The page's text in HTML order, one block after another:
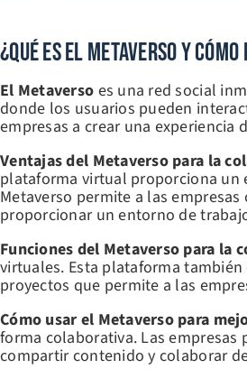
¿Qué Es El Metaverso Y
El Metaverso es una red social
donde los usuarios pueden
empresas a crear una experiencia
Ventajas del Metaverso para la
plataforma virtual proporciona un
Metaverso permite a las
proporcionar un entorno de
Funciones del Metaverso para la
virtuales. Esta plataforma
proyectos que permite a las
Cómo usar el Metaverso para
forma colaborativa. Las empresas
compartir contenido y colaborar